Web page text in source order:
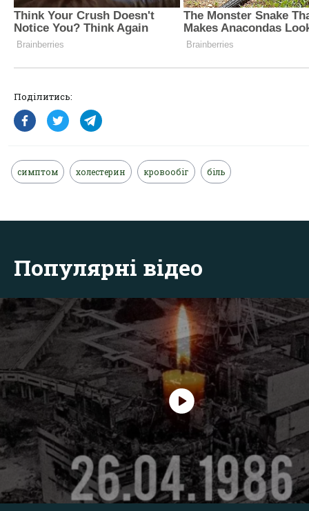
Поділитись:
симптом холестерин кровообіг біль
Популярні відео